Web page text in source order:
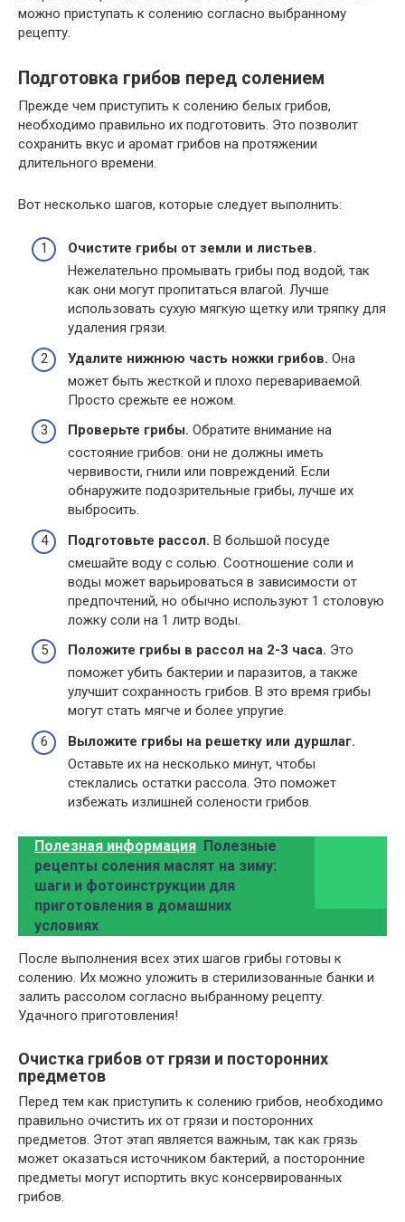
можно приступать к солению согласно выбранному
рецепту.
Подготовка грибов перед солением
Прежде чем приступить к солению белых грибов,
необходимо правильно их подготовить. Это позволит
сохранить вкус и аромат грибов на протяжении
длительного времени.
Вот несколько шагов, которые следует выполнить:
Очистите грибы от земли и листьев.
Нежелательно промывать грибы под водой, так
как они могут пропитаться влагой. Лучше
использовать сухую мягкую щетку или тряпку для
удаления грязи.
Удалите нижнюю часть ножки грибов. Она
может быть жесткой и плохо перевариваемой.
Просто срежьте ее ножом.
Проверьте грибы. Обратите внимание на
состояние грибов: они не должны иметь
червивости, гнили или повреждений. Если
обнаружите подозрительные грибы, лучше их
выбросить.
Подготовьте рассол. В большой посуде
смешайте воду с солью. Соотношение соли и
воды может варьироваться в зависимости от
предпочтений, но обычно используют 1 столовую
ложку соли на 1 литр воды.
Положите грибы в рассол на 2-3 часа. Это
поможет убить бактерии и паразитов, а также
улучшит сохранность грибов. В это время грибы
могут стать мягче и более упругие.
Выложите грибы на решетку или дуршлаг.
Оставьте их на несколько минут, чтобы
стеклались остатки рассола. Это поможет
избежать излишней солености грибов.
Полезная информация Полезные
рецепты соления маслят на зиму:
шаги и фотоинструкции для
приготовления в домашних
условиях
После выполнения всех этих шагов грибы готовы к
солению. Их можно уложить в стерилизованные банки и
залить рассолом согласно выбранному рецепту.
Удачного приготовления!
Очистка грибов от грязи и посторонних
предметов
Перед тем как приступить к солению грибов, необходимо
правильно очистить их от грязи и посторонних
предметов. Этот этап является важным, так как грязь
может оказаться источником бактерий, а посторонние
предметы могут испортить вкус консервированных
грибов.